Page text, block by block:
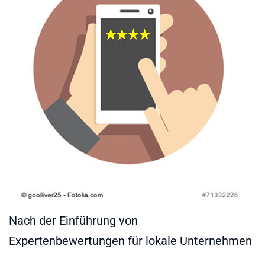
Nach der Einführung von
Expertenbewertungen für lokale Unternehmen